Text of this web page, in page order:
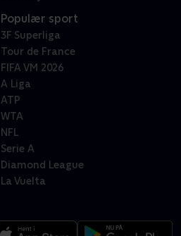
Populær sport
3F Superliga
Tour de France
FIFA VM 2026
A Liga
ATP
WTA
NFL
Serie A
Diamond League
La Vuelta